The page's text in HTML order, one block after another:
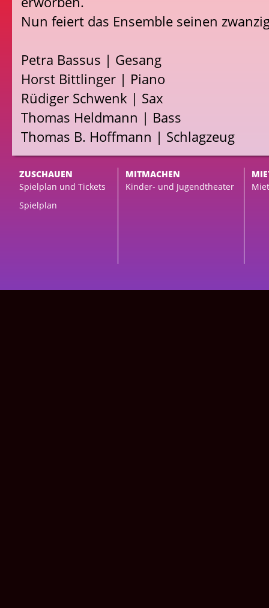
Nun feiert das Ensemble seinen
Petra Bassus | Gesang
Horst Bittlinger | Piano
Rüdiger Schwenk | Sax
Thomas Heldmann | Bass
Thomas B. Hoffmann | Schlagzeug
ZUSCHAUEN
Spielplan und Tickets
Spielplan
MITMACHEN
Kinder- und Jugendtheater